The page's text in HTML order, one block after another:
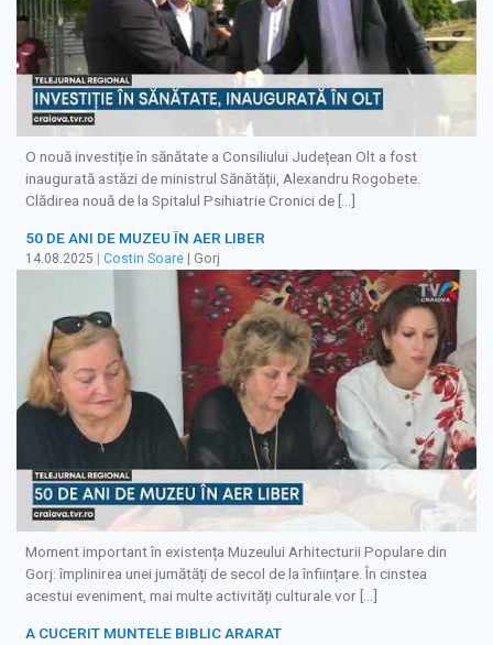
O nouă investiție în sănătate a Consiliului Județean Olt a fost
inaugurată astăzi de ministrul Sănătății, Alexandru Rogobete.
Clădirea nouă de la Spitalul Psihiatrie Cronici de […]
50 DE ANI DE MUZEU ÎN AER LIBER
14.08.2025 Costin Soare | Gorj
Moment important în existența Muzeului Arhitecturii Populare din
Gorj: împlinirea unei jumătăți de secol de la înființare. În cinstea
acestui eveniment, mai multe activități culturale vor […]
A CUCERIT MUNTELE BIBLIC ARARAT